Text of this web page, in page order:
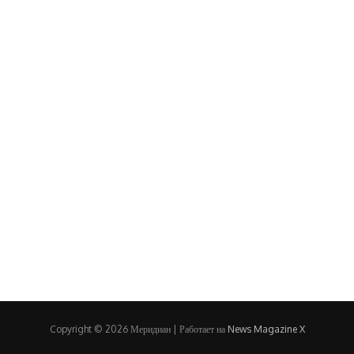
Copyright © 2026 Меридиан | Работает на News Magazine X